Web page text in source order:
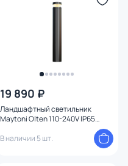
19 890 ₽
Ландшафтный светильник
Maytoni Olten 110-240V IP65
3000K 0,8 м O591FL-L12GF3K1
В наличии 5 шт.